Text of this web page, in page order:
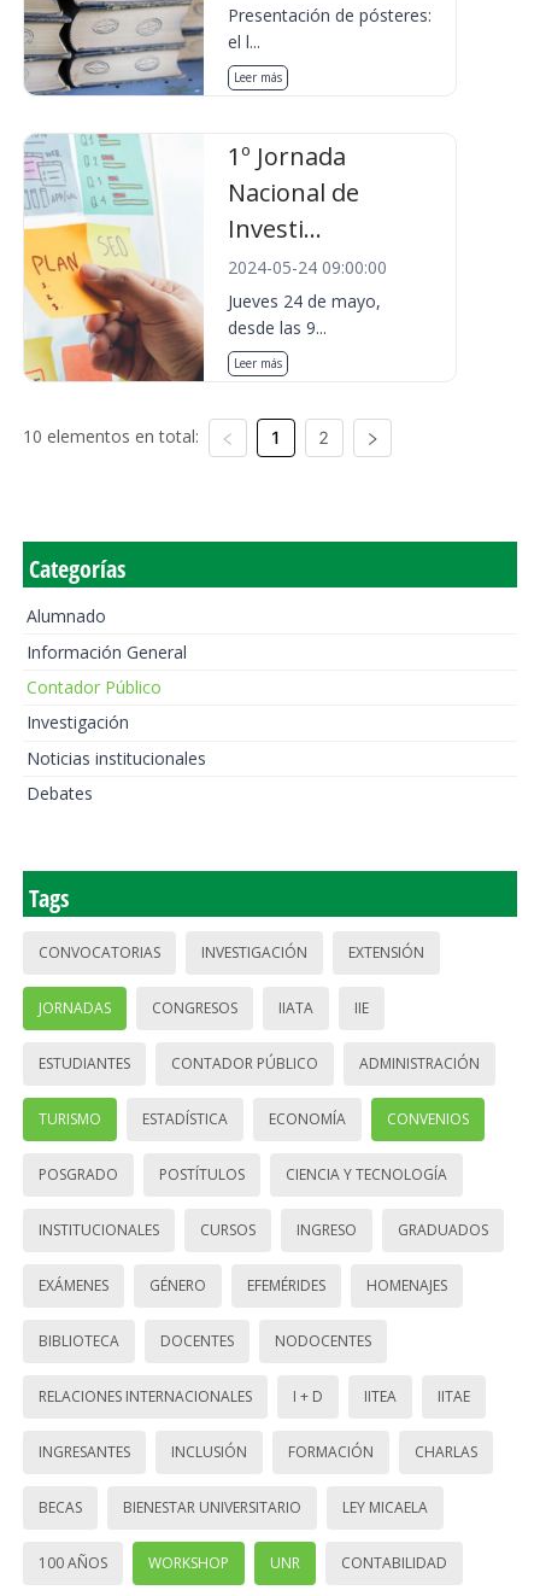
Presentación de pósteres:
el l...
Leer más
1º Jornada
Nacional de
Investi...
2024-05-24 09:00:00
Jueves 24 de mayo,
desde las 9...
Leer más
10 elementos en total: 1 2
Categorías
Alumnado
Información General
Contador Público
Investigación
Noticias institucionales
Debates
Tags
CONVOCATORIAS INVESTIGACIÓN EXTENSIÓN
JORNADAS CONGRESOS IIATA IIE
ESTUDIANTES CONTADOR PÚBLICO ADMINISTRACIÓN
TURISMO ESTADÍSTICA ECONOMÍA CONVENIOS
POSGRADO POSTÍTULOS CIENCIA Y TECNOLOGÍA
INSTITUCIONALES CURSOS INGRESO GRADUADOS
EXÁMENES GÉNERO EFEMÉRIDES HOMENAJES
BIBLIOTECA DOCENTES NODOCENTES
RELACIONES INTERNACIONALES I + D IITEA IITAE
INGRESANTES INCLUSIÓN FORMACIÓN CHARLAS
BECAS BIENESTAR UNIVERSITARIO LEY MICAELA
100 AÑOS WORKSHOP UNR CONTABILIDAD